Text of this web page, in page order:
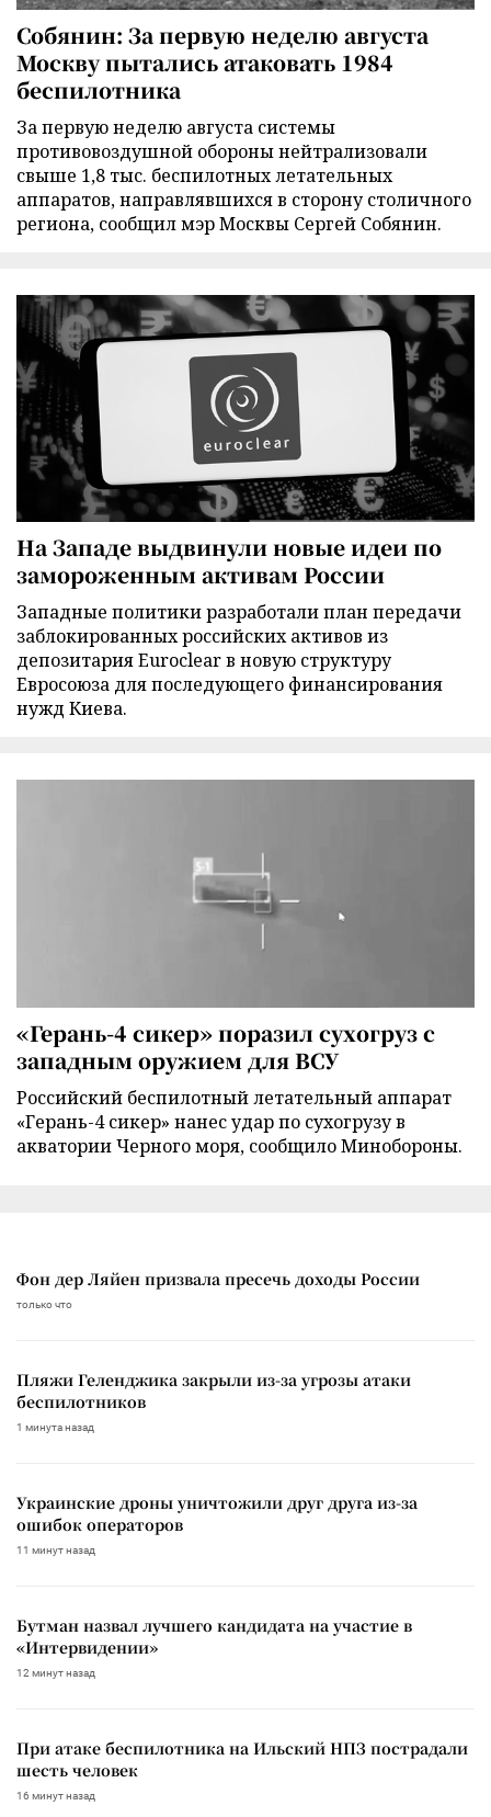
Собянин: За первую неделю августа
Москву пытались атаковать 1984
беспилотника
За первую неделю августа системы
противовоздушной обороны нейтрализовали
свыше 1,8 тыс. беспилотных летательных
аппаратов, направлявшихся в сторону столичного
региона, сообщил мэр Москвы Сергей Собянин.
На Западе выдвинули новые идеи по
замороженным активам России
Западные политики разработали план передачи
заблокированных российских активов из
депозитария Euroclear в новую структуру
Евросоюза для последующего финансирования
нужд Киева.
«Герань-4 сикер» поразил сухогруз с
западным оружием для ВСУ
Российский беспилотный летательный аппарат
«Герань-4 сикер» нанес удар по сухогрузу в
акватории Черного моря, сообщило Минобороны.
Фон дер Ляйен призвала пресечь доходы России
только что
Пляжи Геленджика закрыли из-за угрозы атаки
беспилотников
1 минута назад
Украинские дроны уничтожили друг друга из-за
ошибок операторов
11 минут назад
Бутман назвал лучшего кандидата на участие в
«Интервидении»
12 минут назад
При атаке беспилотника на Ильский НПЗ пострадали
шесть человек
16 минут назад